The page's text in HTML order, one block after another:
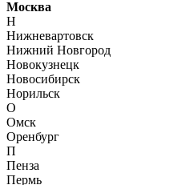
Москва
Н
Нижневартовск
Нижний Новгород
Новокузнецк
Новосибирск
Норильск
О
Омск
Оренбург
П
Пенза
Пермь